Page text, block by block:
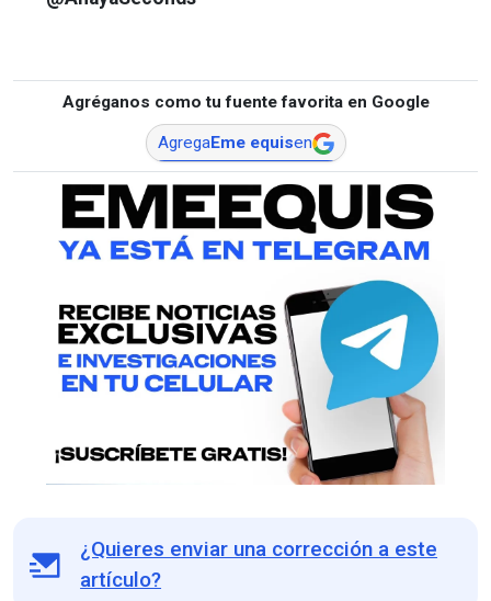
Agréganos como tu fuente favorita en Google
AgregaEme equisen
¿Quieres enviar una corrección a este
artículo?